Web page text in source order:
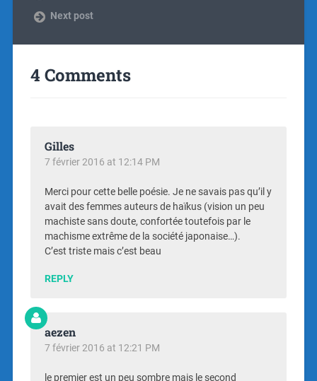
Next post
4 Comments
Gilles
7 février 2016 at 12:14 PM
Merci pour cette belle poésie. Je ne savais pas qu’il y
avait des femmes auteurs de haïkus (vision un peu
machiste sans doute, confortée toutefois par le
machisme extrême de la société japonaise…).
C’est triste mais c’est beau
REPLY
aezen
7 février 2016 at 12:21 PM
le premier est un peu sombre mais le second